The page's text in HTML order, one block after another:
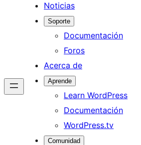
Noticias
Soporte
Documentación
Foros
Acerca de
Aprende
Learn WordPress
Documentación
WordPress.tv
Comunidad